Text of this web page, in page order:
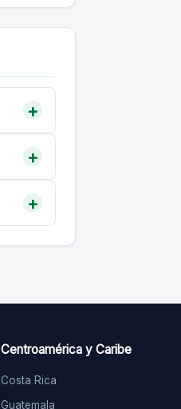
Centroamérica y Caribe
Costa Rica
Guatemala